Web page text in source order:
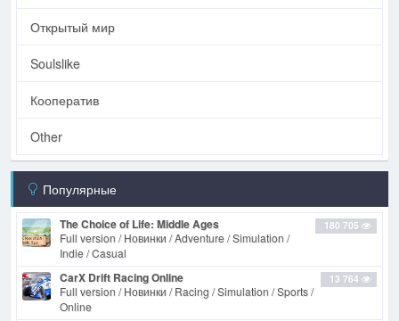
Открытый мир
Soulslike
Кооператив
Other
Популярные
180 705
The Choice of Life: Middle Ages
Full version / Новинки / Adventure / Simulation /
Indie / Casual
13 764
CarX Drift Racing Online
Full version / Новинки / Racing / Simulation / Sports /
Online